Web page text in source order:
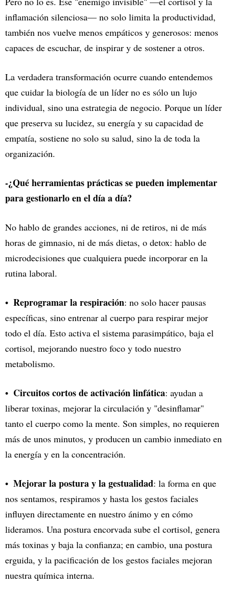
inflamación silenciosa— no solo limita la productividad,
también nos vuelve menos empáticos y generosos: menos
capaces de escuchar, de inspirar y de sostener a otros.
La verdadera transformación ocurre cuando entendemos
que cuidar la biología de un líder no es sólo un lujo
individual, sino una estrategia de negocio. Porque un líder
que preserva su lucidez, su energía y su capacidad de
empatía, sostiene no solo su salud, sino la de toda la
organización.
-¿Qué herramientas prácticas se pueden implementar
para gestionarlo en el día a día?
No hablo de grandes acciones, ni de retiros, ni de más
horas de gimnasio, ni de más dietas, o detox: hablo de
microdecisiones que cualquiera puede incorporar en la
rutina laboral.
Reprogramar la respiración: no solo hacer pausas
específicas, sino entrenar al cuerpo para respirar mejor
todo el día. Esto activa el sistema parasimpático, baja el
cortisol, mejorando nuestro foco y todo nuestro
metabolismo.
Circuitos cortos de activación linfática: ayudan a
liberar toxinas, mejorar la circulación y "desinflamar"
tanto el cuerpo como la mente. Son simples, no requieren
más de unos minutos, y producen un cambio inmediato en
la energía y en la concentración.
Mejorar la postura y la gestualidad: la forma en que
nos sentamos, respiramos y hasta los gestos faciales
influyen directamente en nuestro ánimo y en cómo
lideramos. Una postura encorvada sube el cortisol, genera
más toxinas y baja la confianza; en cambio, una postura
erguida, y la pacificación de los gestos faciales mejoran
nuestra química interna.